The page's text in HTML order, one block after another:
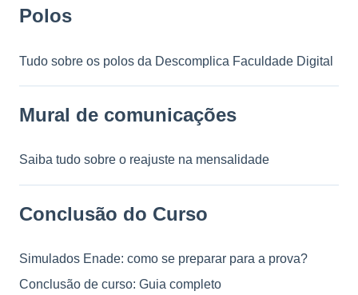
Polos
Tudo sobre os polos da Descomplica Faculdade Digital
Mural de comunicações
Saiba tudo sobre o reajuste na mensalidade
Conclusão do Curso
Simulados Enade: como se preparar para a prova?
Conclusão de curso: Guia completo